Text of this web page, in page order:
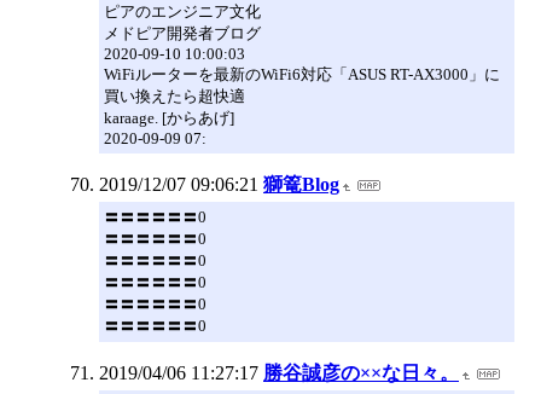
ピアのエンジニア文化
メドピア開発者ブログ
2020-09-10 10:00:03
WiFiルーターを最新のWiFi6対応「ASUS RT-AX3000」に
買い換えたら超快適
karaage. [からあげ]
2020-09-09 07:
2019/12/07 09:06:21 獅篭Blog
〓〓〓〓〓〓0
〓〓〓〓〓〓0
〓〓〓〓〓〓0
〓〓〓〓〓〓0
〓〓〓〓〓〓0
〓〓〓〓〓〓0
2019/04/06 11:27:17 勝谷誠彦の××な日々。